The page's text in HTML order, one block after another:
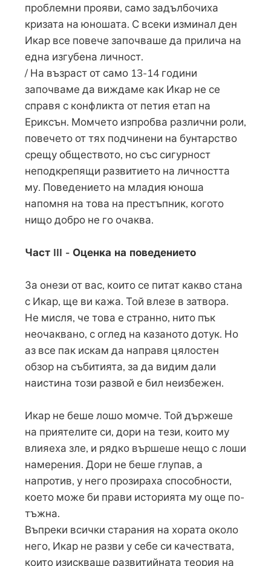
проблемни прояви, само задълбочиха
кризата на юношата. С всеки изминал ден
Икар все повече започваше да прилича на
една изгубена личност.
/ На възраст от само 13-14 години
започваме да виждаме как Икар не се
справя с конфликта от петия етап на
Ериксън. Момчето изпробва различни роли,
повечето от тях подчинени на бунтарство
срещу обществото, но със сигурност
неподкрепящи развитието на личността
му. Поведението на младия юноша
напомня на това на престъпник, когото
нищо добро не го очаква.
Част III - Оценка на поведението
За онези от вас, които се питат какво стана
с Икар, ще ви кажа. Той влезе в затвора.
Не мисля, че това е странно, нито пък
неочаквано, с оглед на казаното дотук. Но
аз все пак искам да направя цялостен
обзор на събитията, за да видим дали
наистина този развой е бил неизбежен.
Икар не беше лошо момче. Той държеше
на приятелите си, дори на тези, които му
влияеха зле, и рядко вършеше нещо с лоши
намерения. Дори не беше глупав, а
напротив, у него прозираха способности,
което може би прави историята му още по-
тъжна.
Въпреки всички старания на хората около
него, Икар не разви у себе си качествата,
които изискваше развитийната теория на